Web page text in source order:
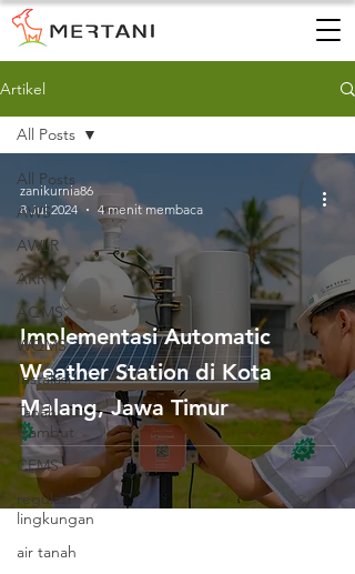
Artikel
All Posts
AWS
AWLR
ARR
AQMS
WQMS
Instalasi
Tanah
Gambut
CEMS
regulasi
lingkungan
air tanah
All Posts
Implementasi Automatic
Weather Station di Kota
Malang, Jawa Timur
zanikurnia86
8 Jul 2024
4 menit membaca